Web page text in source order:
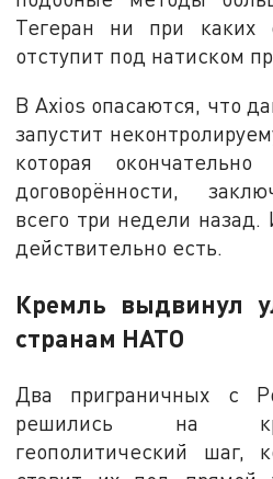
Тегеран ни при каких
отступит под натиском
В Axios опасаются, что
запустит
которая окончательно
договорённости,
всего три недели назад.
действительно есть.
Кремль выдвинул
странам НАТО
Два приграничных с
решились на
геополитический шаг,